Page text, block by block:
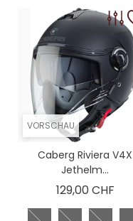
VORSCHAU
Caberg Riviera V4X
Jethelm...
129,00 CHFPreis